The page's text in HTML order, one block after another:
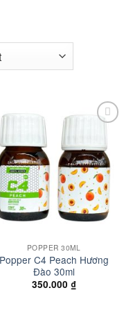
POPPER 30ML
Popper C4 Peach Hương
Đào 30ml
350.000 ₫